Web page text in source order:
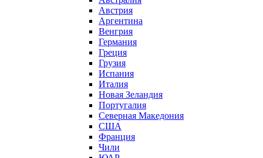
Австрия
Аргентина
Венгрия
Германия
Греция
Грузия
Испания
Италия
Новая Зеландия
Португалия
Северная Македония
США
Франция
Чили